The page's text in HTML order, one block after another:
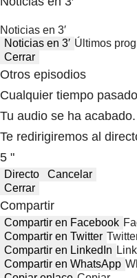
Noticias en 3′
Noticias en 3′ Últimos
Cerrar
Otros episodios
Cualquier tiempo
Tu audio se ha acabado.
Te redirigiremos al
5 "
Directo
Cancelar
Cerrar
Compartir
Compartir en Facebook
Compartir en Twitter
Compartir en LinkedIn
Compartir en WhatsApp